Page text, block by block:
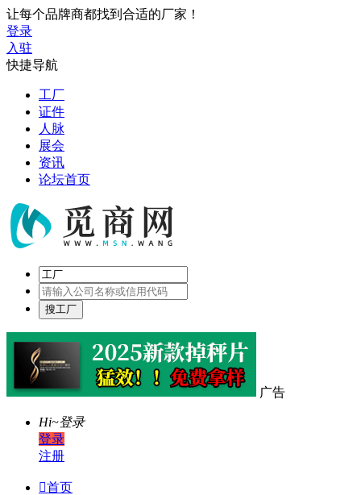
让每个品牌商都找到合适的厂家！
登录
入驻
快捷导航
工厂
证件
人脉
展会
资讯
论坛首页
广告
Hi~登录
登录
注册
首页